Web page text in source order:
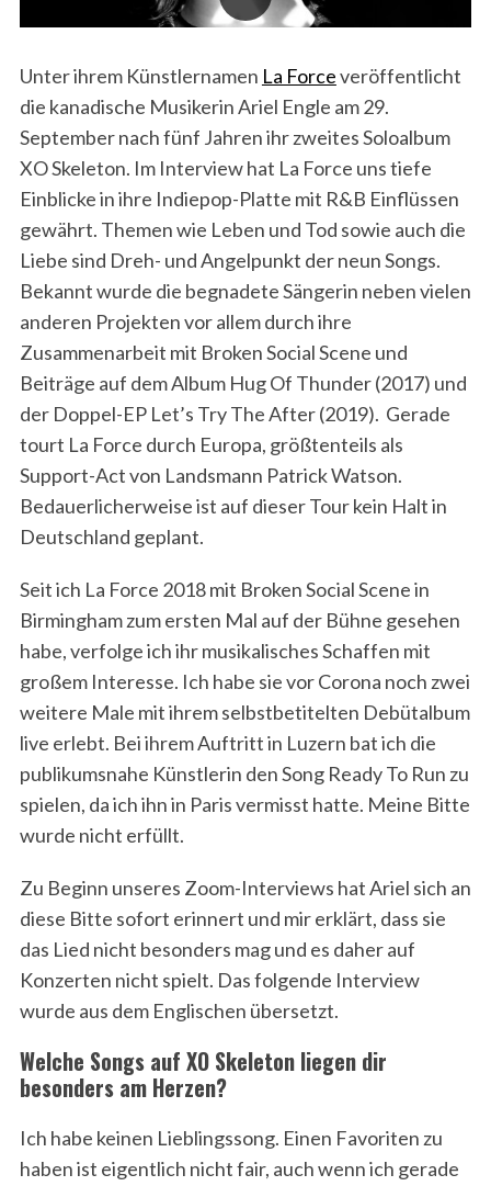
Unter ihrem Künstlernamen La Forceveröffentlicht
die kanadische Musikerin Ariel Engle am 29.
September nach fünf Jahren ihr zweites Soloalbum
XO Skeleton. Im Interview hat La Force uns tiefe
Einblicke in ihre Indiepop-Platte mit R&B Einflüssen
gewährt. Themen wie Leben und Tod sowie auch die
Liebe sind Dreh- und Angelpunkt der neun Songs.
Bekannt wurde die begnadete Sängerin neben vielen
anderen Projekten vor allem durch ihre
Zusammenarbeit mit Broken Social Scene und
Beiträge auf dem Album Hug Of Thunder (2017) und
der Doppel-EP Let’s Try The After (2019). Gerade
tourt La Force durch Europa, größtenteils als
Support-Act von Landsmann Patrick Watson.
Bedauerlicherweise ist auf dieser Tour kein Halt in
Deutschland geplant.
Seit ich La Force 2018 mit Broken Social Scene in
Birmingham zum ersten Mal auf der Bühne gesehen
habe, verfolge ich ihr musikalisches Schaffen mit
großem Interesse. Ich habe sie vor Corona noch zwei
weitere Male mit ihrem selbstbetitelten Debütalbum
live erlebt. Bei ihrem Auftritt in Luzern bat ich die
publikumsnahe Künstlerin den Song Ready To Run zu
spielen, da ich ihn in Paris vermisst hatte. Meine Bitte
wurde nicht erfüllt.
Zu Beginn unseres Zoom-Interviews hat Ariel sich an
diese Bitte sofort erinnert und mir erklärt, dass sie
das Lied nicht besonders mag und es daher auf
Konzerten nicht spielt. Das folgende Interview
wurde aus dem Englischen übersetzt.
Welche Songs auf XO Skeleton liegen dir
besonders am Herzen?
Ich habe keinen Lieblingssong. Einen Favoriten zu
haben ist eigentlich nicht fair, auch wenn ich gerade